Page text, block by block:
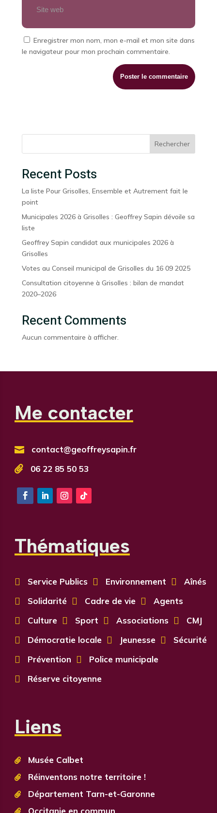
Enregistrer mon nom, mon e-mail et mon site dans
le navigateur pour mon prochain commentaire.
Rechercher
Recent Posts
La liste Pour Grisolles, Ensemble et Autrement fait le
point
Municipales 2026 à Grisolles : Geoffrey Sapin dévoile sa
liste
Geoffrey Sapin candidat aux municipales 2026 à
Grisolles
Votes au Conseil municipal de Grisolles du 16 09 2025
Consultation citoyenne à Grisolles : bilan de mandat
2020–2026
Recent Comments
Aucun commentaire à afficher.
Me contacter

contact@geoffreysapin.fr

06 22 85 50 53
Thématiques
 Service Publics  Environnement 
Aînés

Solidarité  Cadre de vie 
Agents

Culture  Sport  Associations 
CMJ

Démocratie locale  Jeunesse 
Sécurité

Prévention 
Police municipale

Réserve citoyenne
Liens
 Musée Calbet
 Réinventons notre territoire !
 Département Tarn-et-Garonne
